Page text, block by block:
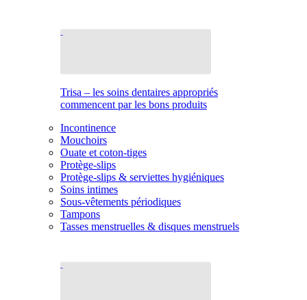
Trisa – les soins dentaires appropriés
commencent par les bons produits
Incontinence
Mouchoirs
Ouate et coton-tiges
Protège-slips
Protège-slips & serviettes hygiéniques
Soins intimes
Sous-vêtements périodiques
Tampons
Tasses menstruelles & disques menstruels